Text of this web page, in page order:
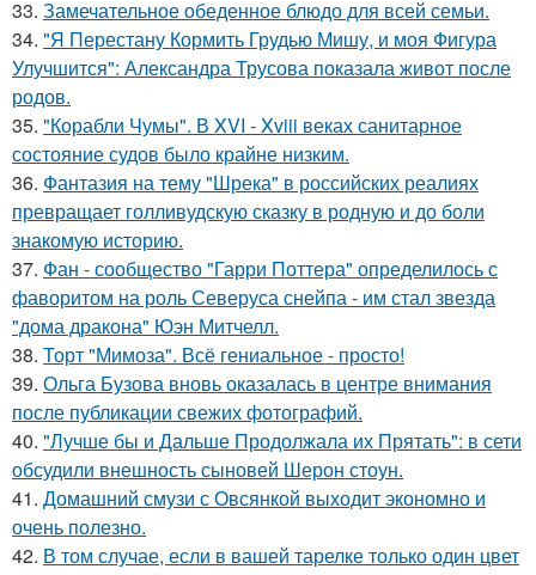
33. Замечательное обеденное блюдо для всей семьи.
34. "Я Перестану Кормить Грудью Мишу, и моя Фигура
Улучшится": Александра Трусова показала живот после
родов.
35. "Корабли Чумы". В XVI - Xviii веках санитарное
состояние судов было крайне низким.
36. Фантазия на тему "Шрека" в российских реалиях
превращает голливудскую сказку в родную и до боли
знакомую историю.
37. Фан - сообщество "Гарри Поттера" определилось с
фаворитом на роль Северуса снейпа - им стал звезда
"дома дракона" Юэн Митчелл.
38. Торт "Мимоза". Всё гениальное - просто!
39. Ольга Бузова вновь оказалась в центре внимания
после публикации свежих фотографий.
40. "Лучше бы и Дальше Продолжала их Прятать": в сети
обсудили внешность сыновей Шерон стоун.
41. Домашний смузи с Овсянкой выходит экономно и
очень полезно.
42. В том случае, если в вашей тарелке только один цвет